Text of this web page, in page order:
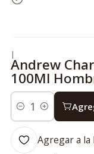
|
Andrew
100Ml
Cantidad
Agregar a